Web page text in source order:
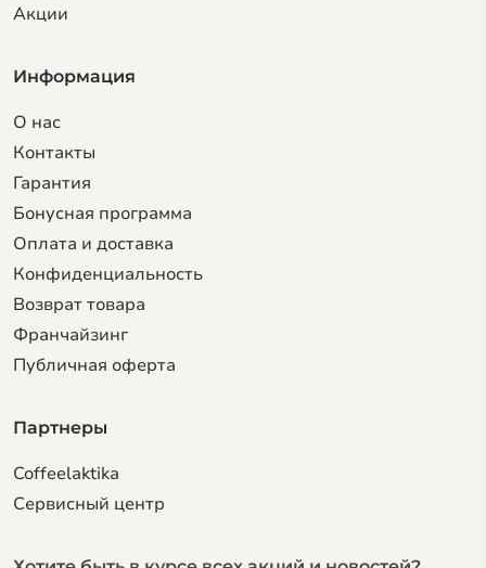
Акции
Информация
О нас
Контакты
Гарантия
Бонусная программа
Оплата и доставка
Конфиденциальность
Возврат товара
Франчайзинг
Публичная оферта
Партнеры
Coffeelaktika
Сервисный центр